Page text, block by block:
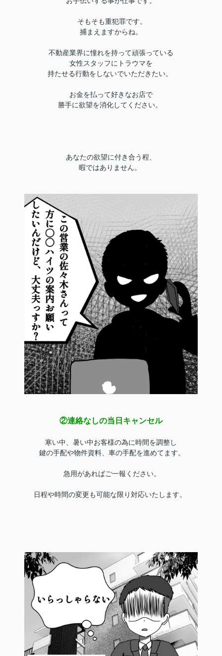
そもそも重犯罪です。
捕まえますからね。
不動産業界に憧れを持って頑張っている
女性スタッフにトラウマを
持たせる行動をしないでいただきたい。
お金を払って好きなお店で
勝手に欲望を消化してください。
あなたの欲望に付き合う程、
暇ではありません。
②連絡なしの当日キャンセル
寒い中、暑い中お客様の為に時間を調整し
鍵の手配や物件資料、車の手配を進めてます。
急用があればご一報ください。
日程や時間の変更も可能な限り対応いたします。